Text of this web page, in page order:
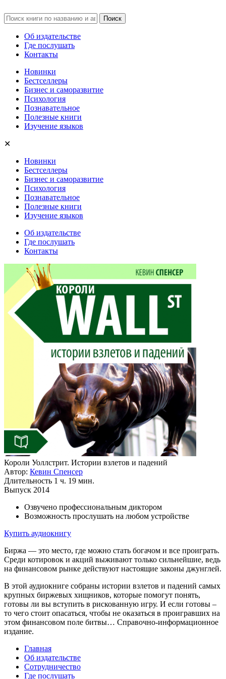
Об издательстве
Где послушать
Контакты
Новинки
Бестселлеры
Бизнес и саморазвитие
Психология
Познавательное
Полезные книги
Изучение языков
✕
Новинки
Бестселлеры
Бизнес и саморазвитие
Психология
Познавательное
Полезные книги
Изучение языков
Об издательстве
Где послушать
Контакты
Короли Уоллстрит. Истории взлетов и падений
Автор: Кевин Спенсер
Длительность 1 ч. 19 мин.
Выпуск 2014
Озвучено профессиональным диктором
Возможность прослушать на любом устройстве
Купить аудиокнигу
Биржа — это место, где можно стать богачом и все проиграть.
Среди котировок и акций выживают только сильнейшие, ведь
на финансовом рынке действуют настоящие законы джунглей.
В этой аудиокниге собраны истории взлетов и падений самых
крупных биржевых хищников, которые помогут понять,
готовы ли вы вступить в рискованную игру. И если готовы –
то чего стоит опасаться, чтобы не оказаться в проигравших на
этом финансовом поле битвы… Справочно-информационное
издание.
Главная
Об издательстве
Сотрудничество
Где послушать